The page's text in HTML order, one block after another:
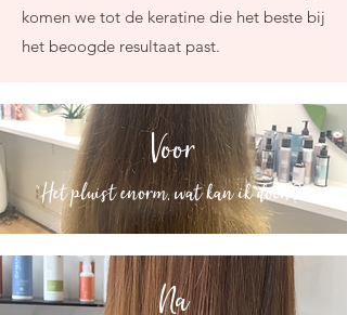
komen we tot de keratine die het beste bij
het beoogde resultaat past.
Voor
"Het pluist enorm, wat kan ik doen?."
Na